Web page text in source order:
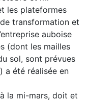
les plateformes
transformation et
auboise
(dont les mailles
sol, sont prévues
a été réalisée en
la mi-mars, doit et